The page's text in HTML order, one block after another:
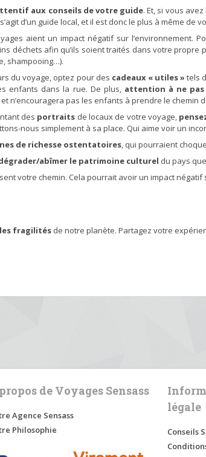
aux conseils de votre guide. Et, si vous
d’un guide local, et il est donc le plus à même
aient un impact négatif sur l’environnement.
déchets afin qu’ils soient traités dans votre
shampooing…).
du voyage, optez pour des cadeaux « utiles » tels
enfants dans la rue. De plus, attention à ne
n’encouragera pas les enfants à prendre le chemin
des portraits de locaux de votre voyage,
nous simplement à sa place. Qui aime voir un
de richesse ostentatoires, qui pourraient
abîmer le patrimoine culturel du pays
votre chemin. Cela pourrait avoir un impact
fragilités de notre planète. Partagez votre
de Voyages Sensass
Agence Sensass
Philosophie
légale
Conseils